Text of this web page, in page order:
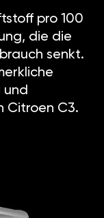
pro 100
die die
senkt.
und
Citroen C3.